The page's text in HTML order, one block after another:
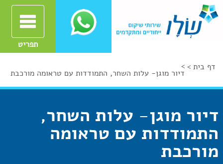
תפריט
דף בית > >
דיור מוגן- עלות השחר, התמודדות עם טראומה מורכבת
דיור מוגן- עלות השחר,
התמודדות עם טראומה
מורכבת